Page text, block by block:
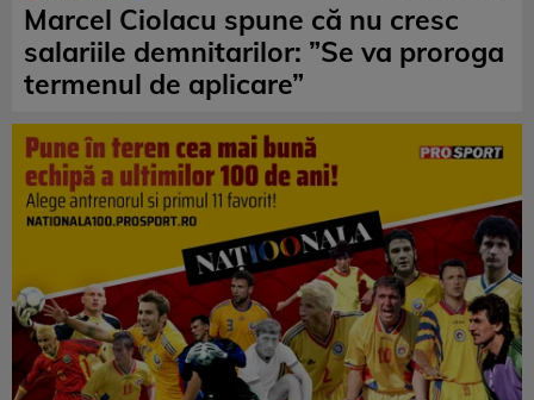
Marcel Ciolacu spune că nu cresc
salariile demnitarilor: ”Se va proroga
termenul de aplicare”